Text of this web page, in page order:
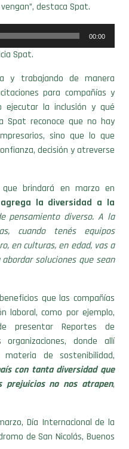
destaca Spat.
00:00
Spat.
y trabajando de manera
para compañías y
ejecutar la inclusión y qué
Spat reconoce que no hay
sino que lo que
decisión y atreverse
brindará en marzo en
la diversidad a la
pensamiento diverso. A la
cuando tenés equipos
en culturas, en edad, vas a
soluciones que sean
que las compañías
laboral, como por ejemplo,
presentar Reportes de
donde allí
de sostenibilidad,
con tanta diversidad que
prejuicios no nos atrapen,
Día Internacional de la
de San Nicolás, Buenos